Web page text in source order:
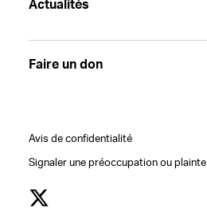
Actualités
Faire un don
Avis de confidentialité
Signaler une préoccupation ou plainte